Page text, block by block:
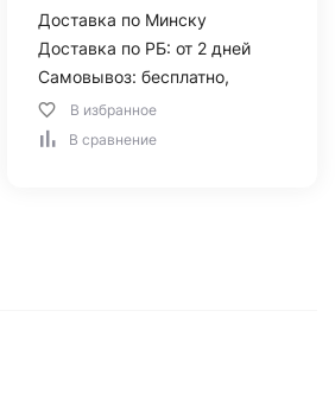
Доставка по Минску
Доставка по РБ: от 2 дней
Самовывоз: бесплатно,
В избранное
В сравнение